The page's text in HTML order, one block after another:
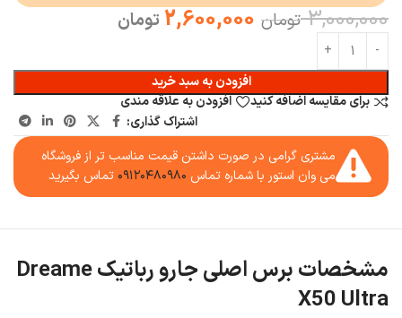
3,000,000 تومان 2,600,000 تومان
افزودن به سبد خرید
برای مقایسه اضافه کنید
افزودن به علاقه مندی
اشتراک گذاری:
مشتری گرامی در صورت داشتن قیمت مناسب تر از فروشگاه
می وان استور با شماره تماس ۰۹۱۲۰۴۸۰۹۸۰ تماس بگیرید
مشخصات برس اصلی جارو رباتیک Dreame
X50 Ultra